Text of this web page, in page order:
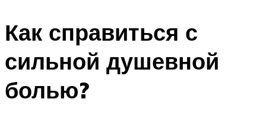
Как справиться с
сильной душевной
болью? ​